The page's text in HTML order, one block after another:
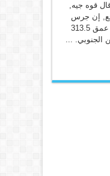
قوه جيه,
إن جرس
الغوص وصل في الحقيقة إلى عمق 313.5
الجنوبي. ...